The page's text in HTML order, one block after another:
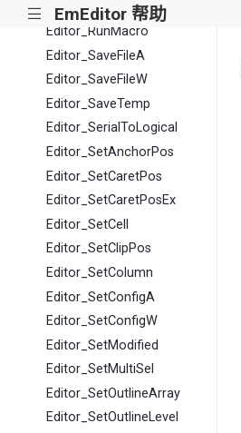
||| EmEditor 帮助
Editor_RotateClip
Editor_RunMacro
Editor_SaveFileA
Editor_SaveFileW
Editor_SaveTemp
Editor_SerialToLogical
Editor_SetAnchorPos
Editor_SetCaretPos
Editor_SetCaretPosEx
Editor_SetCell
Editor_SetClipPos
Editor_SetColumn
Editor_SetConfigA
Editor_SetConfigW
Editor_SetModified
Editor_SetMultiSel
Editor_SetOutlineArray
Editor_SetOutlineLevel